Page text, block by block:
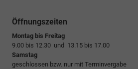
Öffnungszeiten
Montag bis Freitag
9.00 bis 12.30 und 13.15 bis 17.00
Samstag
geschlossen bzw. nur mit Terminvergabe